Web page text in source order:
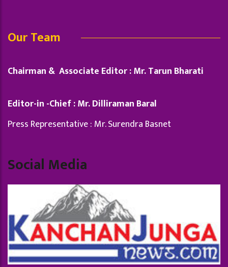
Our Team
Chairman & Associate Editor : Mr. Tarun Bharati
Editor-in -Chief : Mr. Dilliraman Baral
Press Representative : Mr. Surendra Basnet
Social Media